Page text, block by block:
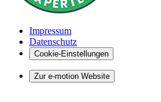
Impressum
Datenschutz
Cookie-Einstellungen
Zur e-motion Website